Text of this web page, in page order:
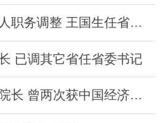
青海省委主要负责人职务调整 王国生任省委书记
已调其它省任省委书记
谢伏瞻出任社科院院长 曾两次获中国经济最高奖